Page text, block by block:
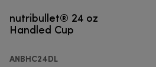
nutribullet® 24 oz
Handled Cup
ANBHC24DL